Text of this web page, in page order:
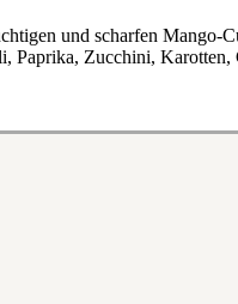
und scharfen Mango-
Paprika, Zucchini,